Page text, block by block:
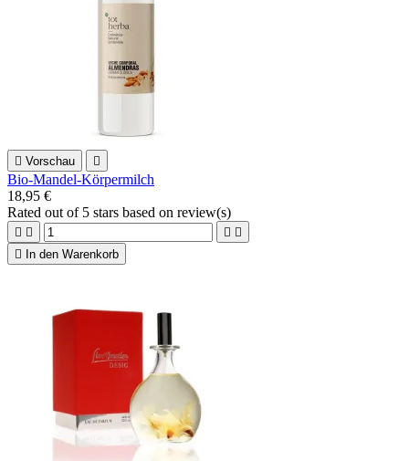
 Vorschau 
Bio-Mandel-Körpermilch
18,95 €
Rated out of 5 stars based on review(s)
   

In den Warenkorb